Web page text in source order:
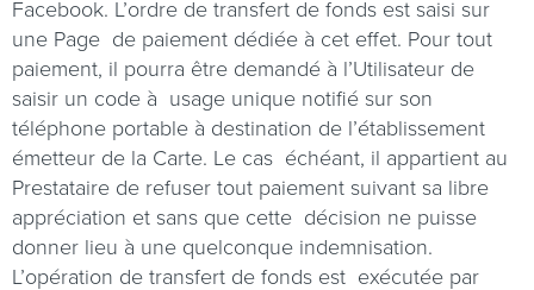
Facebook. L’ordre de transfert de fonds est saisi sur
une Page de paiement dédiée à cet effet. Pour tout
paiement, il pourra être demandé à l’Utilisateur de
saisir un code à usage unique notifié sur son
téléphone portable à destination de l’établissement
émetteur de la Carte. Le cas échéant, il appartient au
Prestataire de refuser tout paiement suivant sa libre
appréciation et sans que cette décision ne puisse
donner lieu à une quelconque indemnisation.
L’opération de transfert de fonds est exécutée par